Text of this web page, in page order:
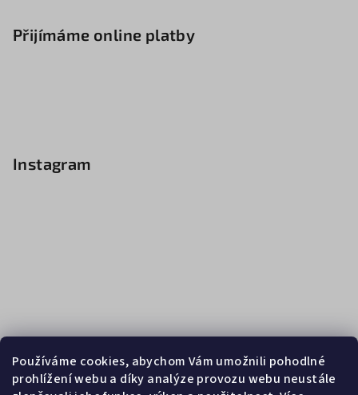
Používáme cookies, abychom Vám umožnili pohodlné
prohlížení webu a díky analýze provozu webu neustále
Přijímáme online platby
Instagram